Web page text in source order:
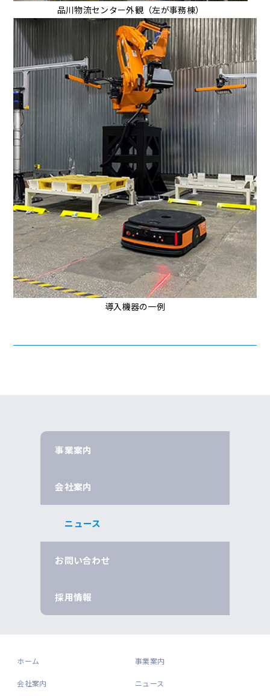
品川物流センター外観（左が事務棟）
導入機器の一例
事業案内
会社案内
ニュース
お問い合わせ
採用情報
ホーム 事業案内
会社案内 ニュース